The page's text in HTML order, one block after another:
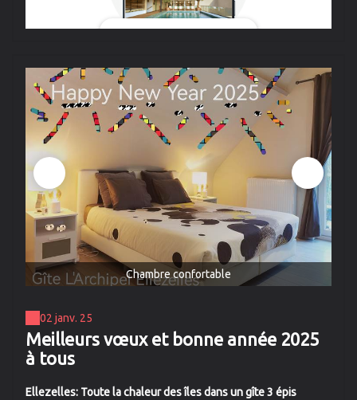
Chambre confortable
02 janv. 25
Meilleurs vœux et bonne année 2025
à tous
Ellezelles: Toute la chaleur des îles dans un gîte 3 épis